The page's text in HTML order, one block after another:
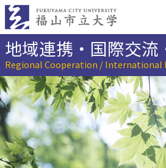
本
へ
動地域連携・国際交流
Regional Cooperation / International